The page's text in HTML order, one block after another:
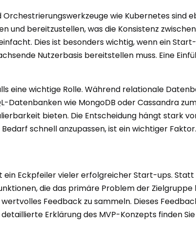
wie Kubernetes sind
und bereitzustellen, was die Konsistenz
Dies ist besonders wichtig, wenn ein
Nutzerbasis bereitstellen muss. Eine
eine wichtige Rolle. Während relationale
wie MongoDB oder Cassandra
bieten. Die Entscheidung hängt stark
schnell anzupassen, ist ein wichtiger Faktor.
Eckpfeiler vieler erfolgreicher Start-ups.
die das primäre Problem der
Feedback zu sammeln. Dieses
Erklärung des MVP-Konzepts finden